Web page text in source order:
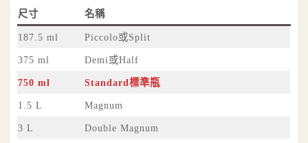
尺寸 名稱
187.5 ml Piccolo或Split
375 ml Demi或Half
750 ml Standard標準瓶
1.5 L Magnum
3 L Double Magnum